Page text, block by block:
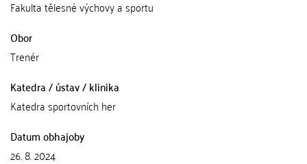
Fakulta tělesné výchovy a sportu
Obor
Trenér
Katedra / ústav / klinika
Katedra sportovních her
Datum obhajoby
26. 8. 2024